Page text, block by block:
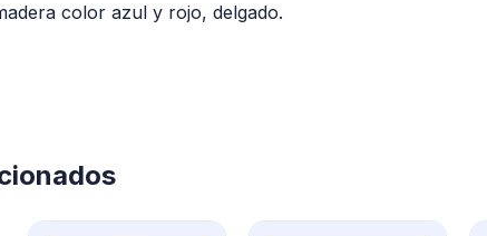
color azul y rojo, delgado.